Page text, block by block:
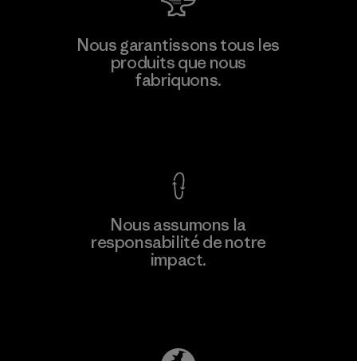
Manufacturing Sportswear Joint
Stock Company - Thai Binh
Nous garantissons tous les
produits que nous
fabriquons.
Nous assumons la
responsabilité de notre
impact.